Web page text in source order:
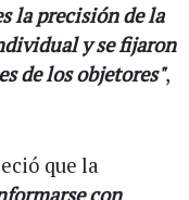
la precisión de la
y se fijaron
de los objetores",
que la
con